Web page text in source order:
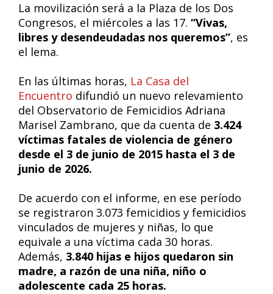
La movilización será a la Plaza de los Dos
Congresos, el miércoles a las 17. “Vivas,
libres y desendeudadas nos queremos”, es
el lema.
En las últimas horas, La Casa del
Encuentro difundió un nuevo relevamiento
del Observatorio de Femicidios Adriana
Marisel Zambrano, que da cuenta de 3.424
víctimas fatales de violencia de género
desde el 3 de junio de 2015 hasta el 3 de
junio de 2026.
De acuerdo con el informe, en ese período
se registraron 3.073 femicidios y femicidios
vinculados de mujeres y niñas, lo que
equivale a una víctima cada 30 horas.
Además, 3.840 hijas e hijos quedaron sin
madre, a razón de una niña, niño o
adolescente cada 25 horas.